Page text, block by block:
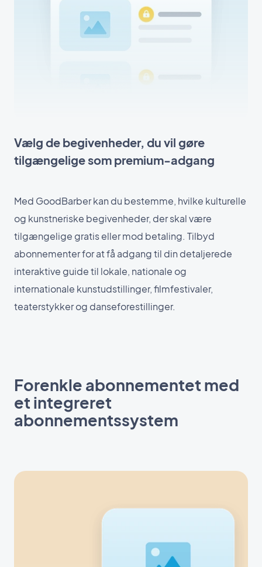
Vælg de begivenheder, du vil gøre
tilgængelige som premium-adgang
Med GoodBarber kan du bestemme, hvilke kulturelle
og kunstneriske begivenheder, der skal være
tilgængelige gratis eller mod betaling. Tilbyd
abonnementer for at få adgang til din detaljerede
interaktive guide til lokale, nationale og
internationale kunstudstillinger, filmfestivaler,
teaterstykker og danseforestillinger.
Forenkle abonnementet med
et integreret
abonnementssystem